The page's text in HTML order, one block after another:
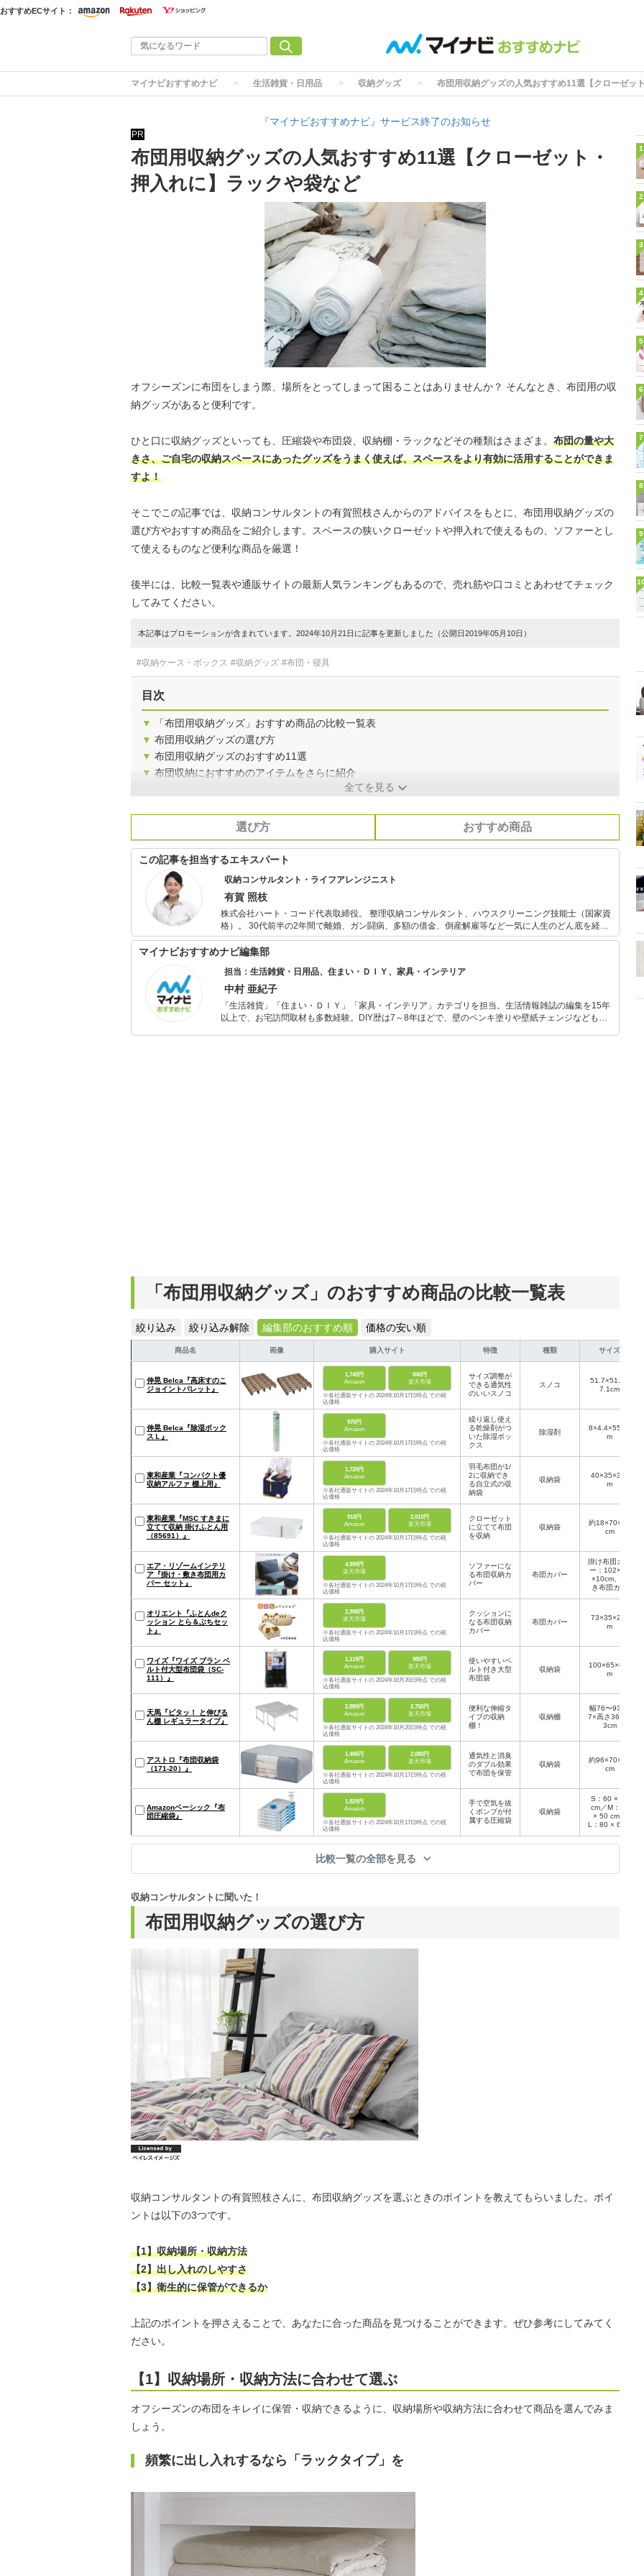
おすすめECサイト：
マイナビおすすめナビ 生活雑貨・日用品 収納グッズ 布団用収納グッズの人気おすすめ11選【クローゼッ
『マイナビおすすめナビ』サービス終了のお知らせ
PR
布団用収納グッズの人気おすすめ11選【クローゼット・
押入れに】ラックや袋など
オフシーズンに布団をしまう際、場所をとってしまって困ることはありませんか？ そんなとき、布団用の収
納グッズがあると便利です。
ひと口に収納グッズといっても、圧縮袋や布団袋、収納棚・ラックなどその種類はさまざま。 布団の量や大
きさ、ご自宅の収納スペースにあったグッズをうまく使えば、スペースをより有効に活用することができま
すよ！
そこでこの記事では、収納コンサルタントの有賀照枝さんからのアドバイスをもとに、布団用収納グッズの
選び方やおすすめ商品をご紹介します。スペースの狭いクローゼットや押入れで使えるもの、ソファーとし
て使えるものなど便利な商品を厳選！
後半には、比較一覧表や通販サイトの最新人気ランキングもあるので、売れ筋や口コミとあわせてチェック
してみてください。
本記事はプロモーションが含まれています。2024年10月21日に記事を更新しました（公開日2019年05月10日）
#収納ケース・ボックス #収納グッズ #布団・寝具
目次
▼
「布団用収納グッズ」おすすめ商品の比較一覧表
▼ 布団用収納グッズの選び方
▼ 布団用収納グッズのおすすめ11選
▼ 布団収納におすすめのアイテムをさらに紹介
全てを見る
選び方 おすすめ商品
この記事を担当するエキスパート
収納コンサルタント・ライフアレンジニスト
有賀 照枝
株式会社ハート・コード代表取締役。 整理収納コンサルタント、ハウスクリーニング技能士（国家資
格）。 30代前半の2年間で離婚、ガン闘病、多額の借金、倒産解雇等など一気に人生のどん底を経験
し、整理収納理論に出会ってから人生が好転。 ご縁あって「部屋磨きは自分磨き・職場磨きはスタッ
フ磨き」をモットーに家事代行・整理収納関連事業で2007年に独立。 自身の経験からも環境を整える
様々な形でその大切さをお伝えしている。 2012年から現場をよく知る家事・収納用品の説明ゲストと
してジュピターショップチャンネルに出演中。商品の企画、売り方の提案等にも携わっており、1日1
億円以上の販売実績多数あり。 近年は、webメディアなどへの執筆活動と、整理に関する新たなサー
ビスを色々と開発中。著書『「片付けが苦手な子」が驚くほど変わる本』（青春出版）。
マイナビおすすめナビ編集部
担当：生活雑貨・日用品、住まい・ＤＩＹ、家具・インテリア
中村 亜紀子
「生活雑貨」「住まい・ＤＩＹ」「家具・インテリア」カテゴリを担当。生活情報雑誌の編集を15年
以上で、お宅訪問取材も多数経験。DIY歴は7～8年ほどで、壁のペンキ塗りや壁紙チェンジなどもチ
「布団用収納グッズ」のおすすめ商品の比較一覧表
絞り込み 絞り込み解除 編集部のおすすめ順 価格の安い順
商品名 画像 購入サイト 特徴 種類 サイズ
伸晃 Belca『高床すのこ
ジョイントパレット』
1,745円
Amazon
840円
楽天市場
※各社通販サイトの 2024年10月17日時点 での税
込価格
サイズ調整が
できる通気性
のいいスノコ
スノコ
51.7×51.6×
7.1cm
伸晃 Belca『除湿ボック
スＬ』
970円
Amazon
※各社通販サイトの 2024年10月17日時点 での税
込価格
繰り返し使え
る乾燥剤がつ
いた除湿ボッ
クス
除湿剤
8×4.4×55.3c
m
東和産業『コンパクト優
収納アルファ 棚上用』
1,729円
Amazon
※各社通販サイトの 2024年10月17日時点 での税
込価格
羽毛布団が1/
2に収納でき
る自立式の収
納袋
収納袋
40×35×36c
m
東和産業『MSC すきまに
立てて収納 掛けふとん用
（85691）』
918円
Amazon
2,010円
楽天市場
※各社通販サイトの 2024年10月17日時点 での税
込価格
クローゼット
に立てて布団
を収納
収納袋
約18×70×50
cm
エア・リゾームインテリ
ア『掛け・敷き布団用カ
バー セット』
4,999円
楽天市場
※各社通販サイトの 2024年10月17日時点 での税
込価格
ソファーにな
る布団収納カ
バー
布団カバー
掛け布団カバ
ー：102×70
×10cm、敷
き布団カバ
オリエント『ふとんdeク
ッション とら＆ぶちセッ
ト』
2,398円
楽天市場
※各社通販サイトの 2024年10月17日時点 での税
込価格
クッションに
なる布団収納
カバー
布団カバー
73×35×22c
m
ワイズ『ワイズ ブラン ベ
ルト付大型布団袋（SC-
111）』
1,119円
Amazon
980円
楽天市場
※各社通販サイトの 2024年10月20日時点 での税
込価格
使いやすいベ
ルト付き大型
布団袋
収納袋
100×65×60c
m
天馬『ピタッ！ と伸びる
ん棚 レギュラータイプ』
2,889円
Amazon
2,750円
楽天市場
※各社通販サイトの 2024年10月20日時点 での税
込価格
便利な伸縮タ
イプの収納
棚！
収納棚
幅76〜93×3
7×高さ36〜4
3cm
アストロ『布団収納袋
（171-20）』
1,406円
Amazon
2,080円
楽天市場
※各社通販サイトの 2024年10月17日時点 での税
込価格
通気性と消臭
のダブル効果
で布団を保管
収納袋
約96×70×35
cm
Amazonベーシック『布
団圧縮袋』
1,829円
Amazon
※各社通販サイトの 2024年10月17日時点 での税
込価格
手で空気を抜
くポンプが付
属する圧縮袋
収納袋
S：60 × 40
cm／M：70
× 50 cm／
L：80 × 60 c
比較一覧の全部を見る
布団用収納グッズの選び方
収納コンサルタントに聞いた！
収納コンサルタントの有賀照枝さんに、布団収納グッズを選ぶときのポイントを教えてもらいました。ポイ
ントは以下の3つです。
【1】収納場所・収納方法
【2】出し入れのしやすさ
【3】衛生的に保管ができるか
上記のポイントを押さえることで、あなたに合った商品を見つけることができます。ぜひ参考にしてみてく
ださい。
【1】収納場所・収納方法に合わせて選ぶ
オフシーズンの布団をキレイに保管・収納できるように、収納場所や収納方法に合わせて商品を選んでみま
しょう。
頻繁に出し入れするなら「ラックタイプ」を
1
2
3
4
5
6
7
8
9